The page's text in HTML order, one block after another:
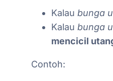
Kalau bunga
Kalau bunga
mencicil
Contoh: